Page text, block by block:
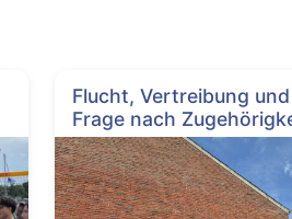
Flucht, Vertreibung
Frage nach